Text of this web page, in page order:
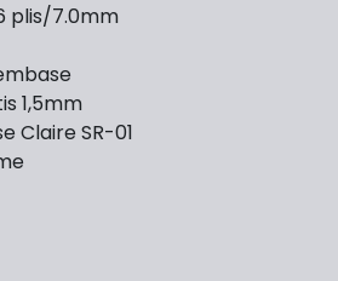
plis/7.0mm
1,5mm
Claire SR-01